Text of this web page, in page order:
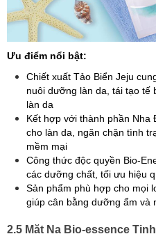
Ưu điểm nổi bật:
Chiết xuất Tảo Biển Jeju
nuôi dưỡng làn da, tái tạo tế
làn da
Kết hợp với thành phần
cho làn da, ngăn chặn tình
mềm mại
Công thức độc quyền Bio-
các dưỡng chất, tối ưu hiệu
Sản phẩm phù hợp cho mọi
giúp cân bằng dưỡng ẩm và
2.5 Mặt Nạ Bio-essence